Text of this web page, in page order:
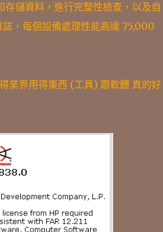
儲資料，進行完整性檢查，以及自
，每個設備處理性能高達 75,000
業界用得東西 (工具) 跟軟體 真的好